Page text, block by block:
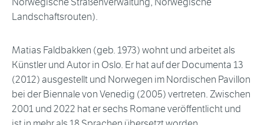
Landschaftsrouten).
Matias Faldbakken (geb. 1973) wohnt und arbeitet als
Künstler und Autor in Oslo. Er hat auf der Documenta 13
(2012) ausgestellt und Norwegen im Nordischen Pavillon
bei der Biennale von Venedig (2005) vertreten. Zwischen
2001 und 2022 hat er sechs Romane veröffentlicht und